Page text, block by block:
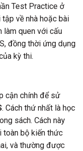
Test Practice ở
về nhà hoặc bài
làm quen với cấu
đồng thời ứng dụng
kỳ thi.
cận chính để sử
. Cách thứ nhất là học
sách. Cách này
toàn bộ kiến thức
và thường được